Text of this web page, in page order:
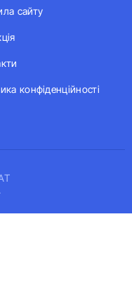
сайту
конфіденційності